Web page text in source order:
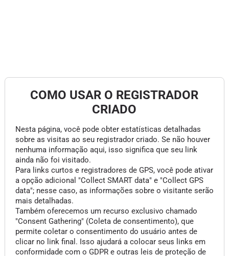
COMO USAR O REGISTRADOR
CRIADO
Nesta página, você pode obter estatísticas detalhadas
sobre as visitas ao seu registrador criado. Se não houver
nenhuma informação aqui, isso significa que seu link
ainda não foi visitado.
Para links curtos e registradores de GPS, você pode ativar
a opção adicional "Collect SMART data" e "Collect GPS
data"; nesse caso, as informações sobre o visitante serão
mais detalhadas.
Também oferecemos um recurso exclusivo chamado
"Consent Gathering" (Coleta de consentimento), que
permite coletar o consentimento do usuário antes de
clicar no link final. Isso ajudará a colocar seus links em
conformidade com o GDPR e outras leis de proteção de